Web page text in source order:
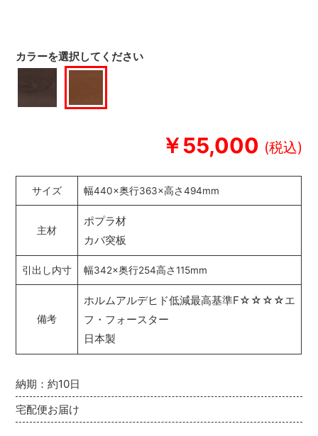
￥55,000
納期：約10日
宅配便お届け
カラーを選択してください
サイズ 幅440×奥行363×高さ494mm
主材
ポプラ材
カバ突板
引出し内寸 幅342×奥行254高さ115mm
備考
ホルムアルデヒド低減最高基準F☆☆☆☆エ
フ・フォースター
日本製